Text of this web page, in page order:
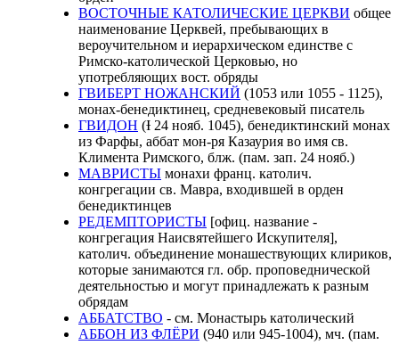
ВОСТОЧНЫЕ КАТОЛИЧЕСКИЕ ЦЕРКВИ общее
наименование Церквей, пребывающих в
вероучительном и иерархическом единстве с
Римско-католической Церковью, но
употребляющих вост. обряды
ГВИБЕРТ НОЖАНСКИЙ (1053 или 1055 - 1125),
монах-бенедиктинец, средневековый писатель
ГВИДОН (Ɨ 24 нояб. 1045), бенедиктинский монах
из Фарфы, аббат мон-ря Казаурия во имя св.
Климента Римского, блж. (пам. зап. 24 нояб.)
МАВРИСТЫ монахи франц. католич.
конгрегации св. Мавра, входившей в орден
бенедиктинцев
РЕДЕМПТОРИСТЫ [офиц. название -
конгрегация Наисвятейшего Искупителя],
католич. объединение монашествующих клириков,
которые занимаются гл. обр. проповеднической
деятельностью и могут принадлежать к разным
обрядам
АББАТСТВО - см. Монастырь католический
АББОН ИЗ ФЛЁРИ (940 или 945-1004), мч. (пам.